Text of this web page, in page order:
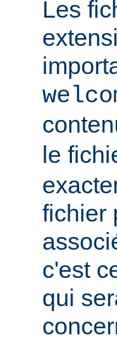
Les
le
fichier
c'est
qui